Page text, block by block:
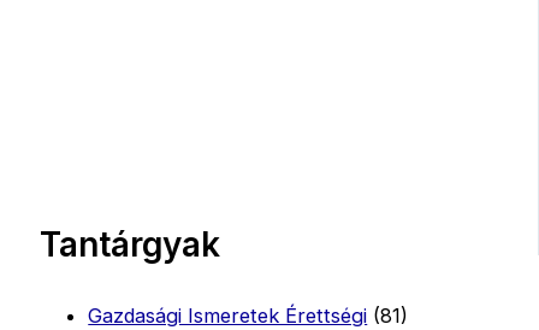
Tantárgyak
Gazdasági Ismeretek Érettségi (81)